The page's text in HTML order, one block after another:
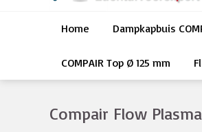
Home Dampkapbuis
COMPAIR Top Ø 125 mm
Compair Flow